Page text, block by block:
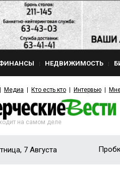
НЕДВИЖИМОСТЬ
Медиа Кто есть кто Интервью
на самом деле
7 Августа